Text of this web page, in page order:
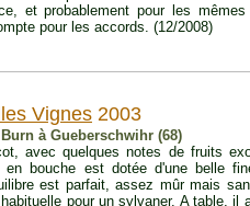
et probablement pour les
pour les accords. (12/2008)
Vignes 2003
à Gueberschwihr (68)
avec quelques notes de fruits
bouche est dotée d'une belle
est parfait, assez mûr mais
pour un sylvaner. A table, il